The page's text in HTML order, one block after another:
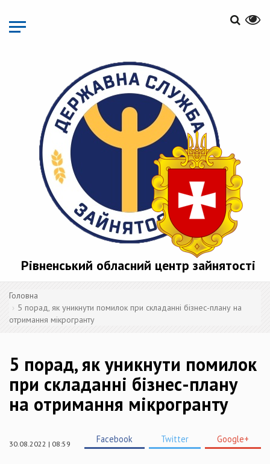
основного
матеріалу
Рівненський обласний центр зайнятості
Головна
5 порад, як уникнути помилок при складанні бізнес-плану на
отримання мікрогранту
5 порад, як уникнути помилок
при складанні бізнес-плану
на отримання мікрогранту
30.08.2022 | 08:59 Facebook Twitter Google+